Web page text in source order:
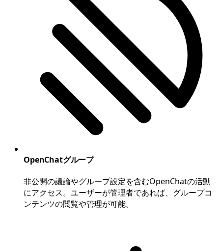
OpenChatグループ
非公開の議論やグループ設定を含むOpenChatの活動
にアクセス。ユーザーが管理者であれば、グループコ
ンテンツの閲覧や管理が可能。